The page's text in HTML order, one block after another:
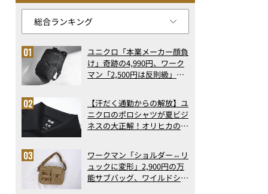
ユニクロ「本業メーカー顔負
け」奇跡の4,990円、ワーク
マン「2,500円は反則級」凄
ト3】（2026年6月版）
【汗だく通勤からの解放】ユ
ニクロのポロシャツが夏ビジ
ネスの大正解！オリヒカの透
アの実力
ワークマン「ショルダー⇔リ
ュックに変形」2,900円の万
能サブバッグ、ワイルドシン